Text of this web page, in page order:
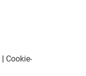
| Cookie-